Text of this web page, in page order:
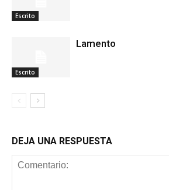
Escrito
Escrito
Lamento
DEJA UNA RESPUESTA